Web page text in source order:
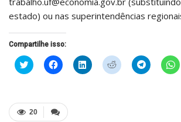
estado) ou nas superintendências
Compartilhe isso:
Clique
para
em
nova
janela)
Clique
para
em
nova
janela)
Clique
para
Clique
para
Clique
para
20